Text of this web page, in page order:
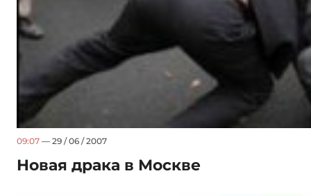
09:07 — 29 / 06 / 2007
Новая драка в Москве